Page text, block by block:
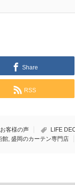
Share
RSS
お客様の声 LIFE
館, 盛岡のカーテン専門店